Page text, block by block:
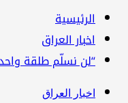
الرئيسية
اخبار العراق
“لن نسلّم طلقة
اخبار العراق